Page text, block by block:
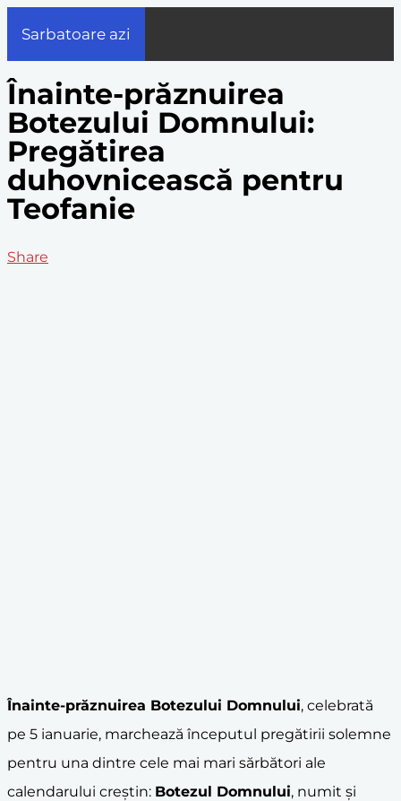
Sarbatoare azi
Înainte-prăznuirea
Botezului Domnului:
Pregătirea
duhovnicească pentru
Teofanie
Share
Înainte-prăznuirea Botezului Domnului, celebrată
pe 5 ianuarie, marchează începutul pregătirii solemne
pentru una dintre cele mai mari sărbători ale
calendarului creștin: Botezul Domnului, numit și